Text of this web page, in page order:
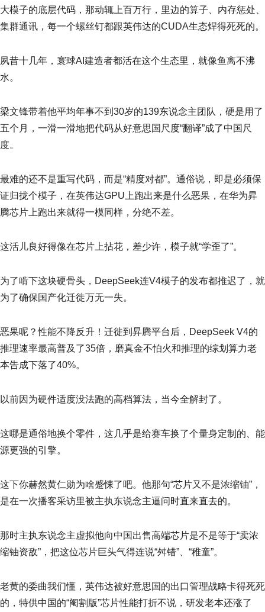
大模子的底层代码，那动辄上百万行，里边的算子、内存惩处、
集群通讯，每一个螺丝钉都跟英伟达的CUDA生态焊得死死的。
夙昔十几年，寰球AI建造者都活在这个生态里，就像鱼离不沸
水。
梁文锋带着他平均年事不到30岁的139东说念主团队，硬是用了
五个月，一滑一滑地把代码从好意思国尺度“翻译”成了中国尺
度。
最难的还不是重写代码，而是“精度对都”。通俗说，即是必须保
证归拢个模子，在英伟达GPU上跑出来是什么恶果，在华为昇
腾芯片上跑出来就得一模同样，分绝不差。
这活儿良好得像在芯片上拈花，差少许，模子就“学歪了”。
为了啃下这块硬骨头，DeepSeek连V4模子的发布都推迟了，就
为了确保国产化迁徙万无一失。
恶果呢？性能不降反升！迁徙到昇腾平台后，DeepSeek V4的
推理速率最高普及了35倍，磨真金不怕火和推理的综划算力老
本告成下落了40%。
以前因为硬件适度没法跑的高档算法，当今全解封了。
这哪是通俗地换个零件，这几乎是给赛车换了个量身定制的、能
源更强的引擎。
这下你赫然黄仁勋为啥蹙悚了吧。他那句“芯片又不是浓缩铀”，
是在一次播客采访里被主执东说念主逼问时直来直去的。
那时主执东说念主虚拟他向中国出售高端芯片是不是等于“卖浓
缩铀资敌”，把这位芯片巨头气得连说“舛错”、“稚童”。
老黄的委曲我们懂，英伟达被好意思国的出口管理战略卡得死死
的，特供中国的“阉割版”芯片性能打折不说，研发老本还涨了